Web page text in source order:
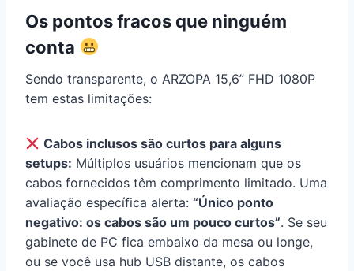
Os pontos fracos que ninguém
conta
Sendo transparente, o ARZOPA 15,6” FHD 1080P
tem estas limitações:
Cabos inclusos são curtos para alguns
setups: Múltiplos usuários mencionam que os
cabos fornecidos têm comprimento limitado. Uma
avaliação específica alerta: “Único ponto
negativo: os cabos são um pouco curtos”. Se seu
gabinete de PC fica embaixo da mesa ou longe,
ou se você usa hub USB distante, os cabos